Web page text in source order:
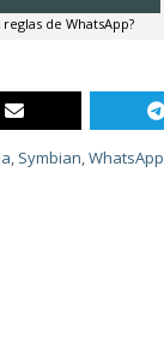
de WhatsApp?
, Symbian,WhatsApp